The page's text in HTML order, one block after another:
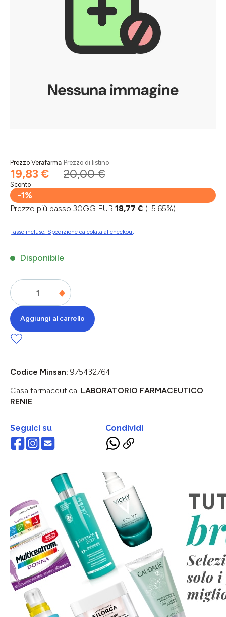
Prezzo Verafarma
19,83 €
Prezzo di listino
20,00 €
Sconto
-1%
Prezzo più basso 30GG EUR 18,77 € (-5.65%)
Tasse incluse. Spedizione calcolata al checkout
Disponibile
Aggiungi al carrello
Codice Minsan: 975432764
Casa farmaceutica: LABORATORIO FARMACEUTICO
RENIE
Seguici su Condividi